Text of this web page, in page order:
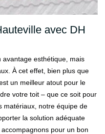
avec DH
avantage esthétique, mais
À cet effet, bien plus que
un meilleur atout pour le
votre toit – que ce soit pour
matériaux, notre équipe de
la solution adéquate
pour un bon